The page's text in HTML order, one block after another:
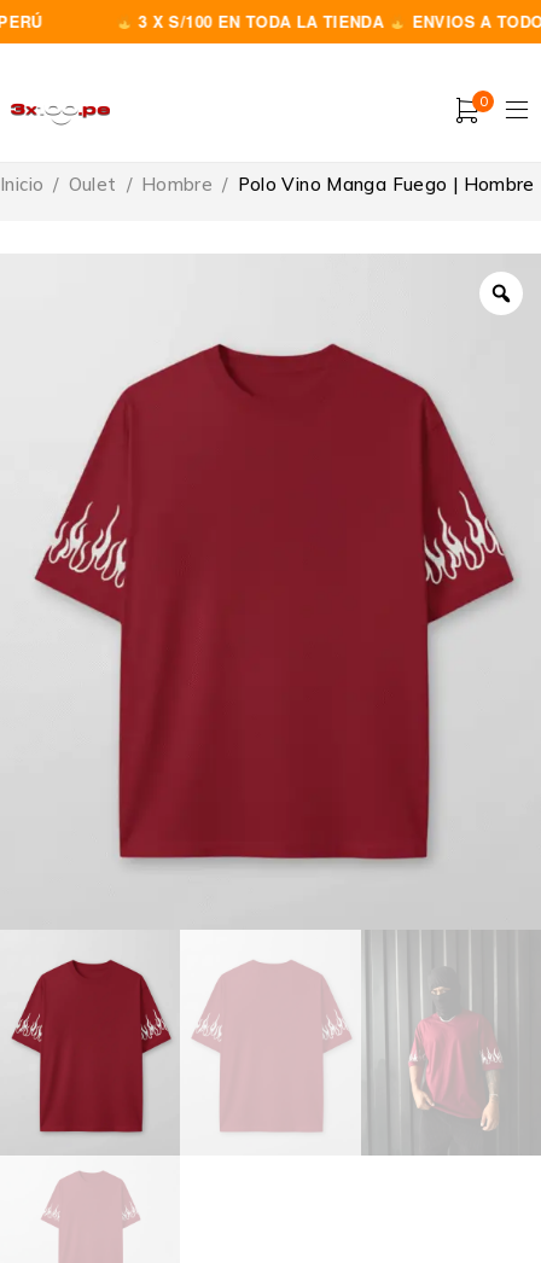
3 X S/100 EN TODA LA TIENDA ENVIOS A TODO
0
Inicio / Oulet / Hombre / Polo Vino Manga Fuego | Hombre